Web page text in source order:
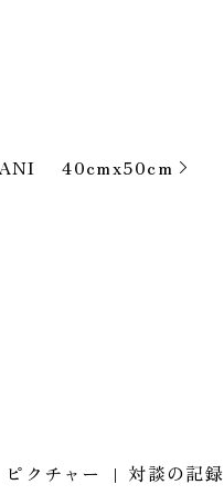
40cmx50cm
ピクチャー 対談の記録